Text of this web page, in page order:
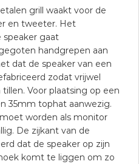
grill waakt voor de
en tweeter. Het
gaat
handgrepen aan
dat de speaker van een
zodat vrijwel
Voor plaatsing op een
35mm tophat aanwezig.
worden als monitor
De zijkant van de
dat de speaker op zijn
komt te liggen om zo